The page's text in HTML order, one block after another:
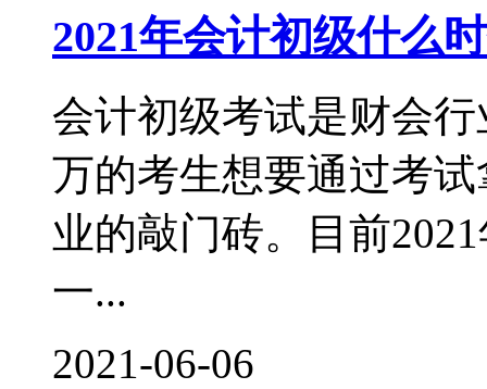
2021年会计初级什么
会计初级考试是财会
万的考生想要通过考
业的敲门砖。目前
一...
2021-06-06